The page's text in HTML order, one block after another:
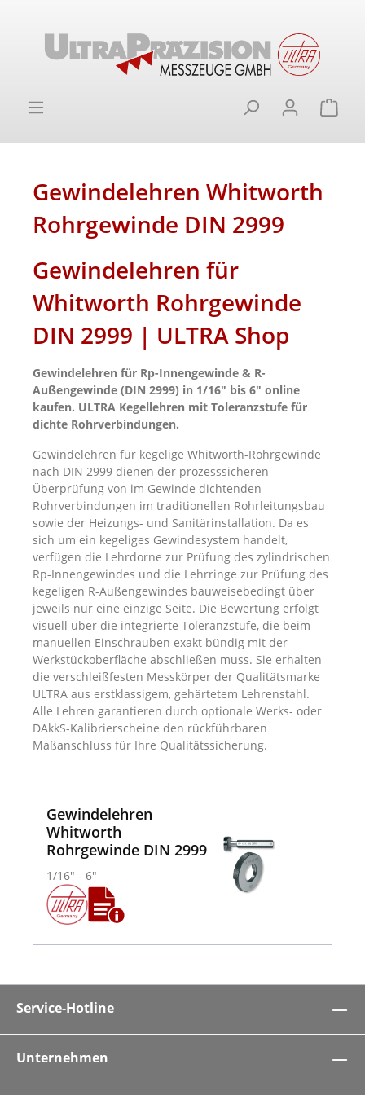
Gewindelehren Whitworth
Rohrgewinde DIN 2999
Gewindelehren für
Whitworth Rohrgewinde
DIN 2999 | ULTRA Shop
Gewindelehren für Rp-Innengewinde & R-
Außengewinde (DIN 2999) in 1/16" bis 6" online
kaufen. ULTRA Kegellehren mit Toleranzstufe für
dichte Rohrverbindungen.
Gewindelehren für kegelige Whitworth-Rohrgewinde
nach DIN 2999 dienen der prozesssicheren
Überprüfung von im Gewinde dichtenden
Rohrverbindungen im traditionellen Rohrleitungsbau
sowie der Heizungs- und Sanitärinstallation. Da es
sich um ein kegeliges Gewindesystem handelt,
verfügen die Lehrdorne zur Prüfung des zylindrischen
Rp-Innengewindes und die Lehrringe zur Prüfung des
kegeligen R-Außengewindes bauweisebedingt über
jeweils nur eine einzige Seite. Die Bewertung erfolgt
visuell über die integrierte Toleranzstufe, die beim
manuellen Einschrauben exakt bündig mit der
Werkstückoberfläche abschließen muss. Sie erhalten
die verschleißfesten Messkörper der Qualitätsmarke
ULTRA aus erstklassigem, gehärtetem Lehrenstahl.
Alle Lehren garantieren durch optionale Werks- oder
DAkkS-Kalibrierscheine den rückführbaren
Maßanschluss für Ihre Qualitätssicherung.
Gewindelehren
Whitworth
Rohrgewinde DIN 2999
1/16" - 6"
Service-Hotline
Unternehmen